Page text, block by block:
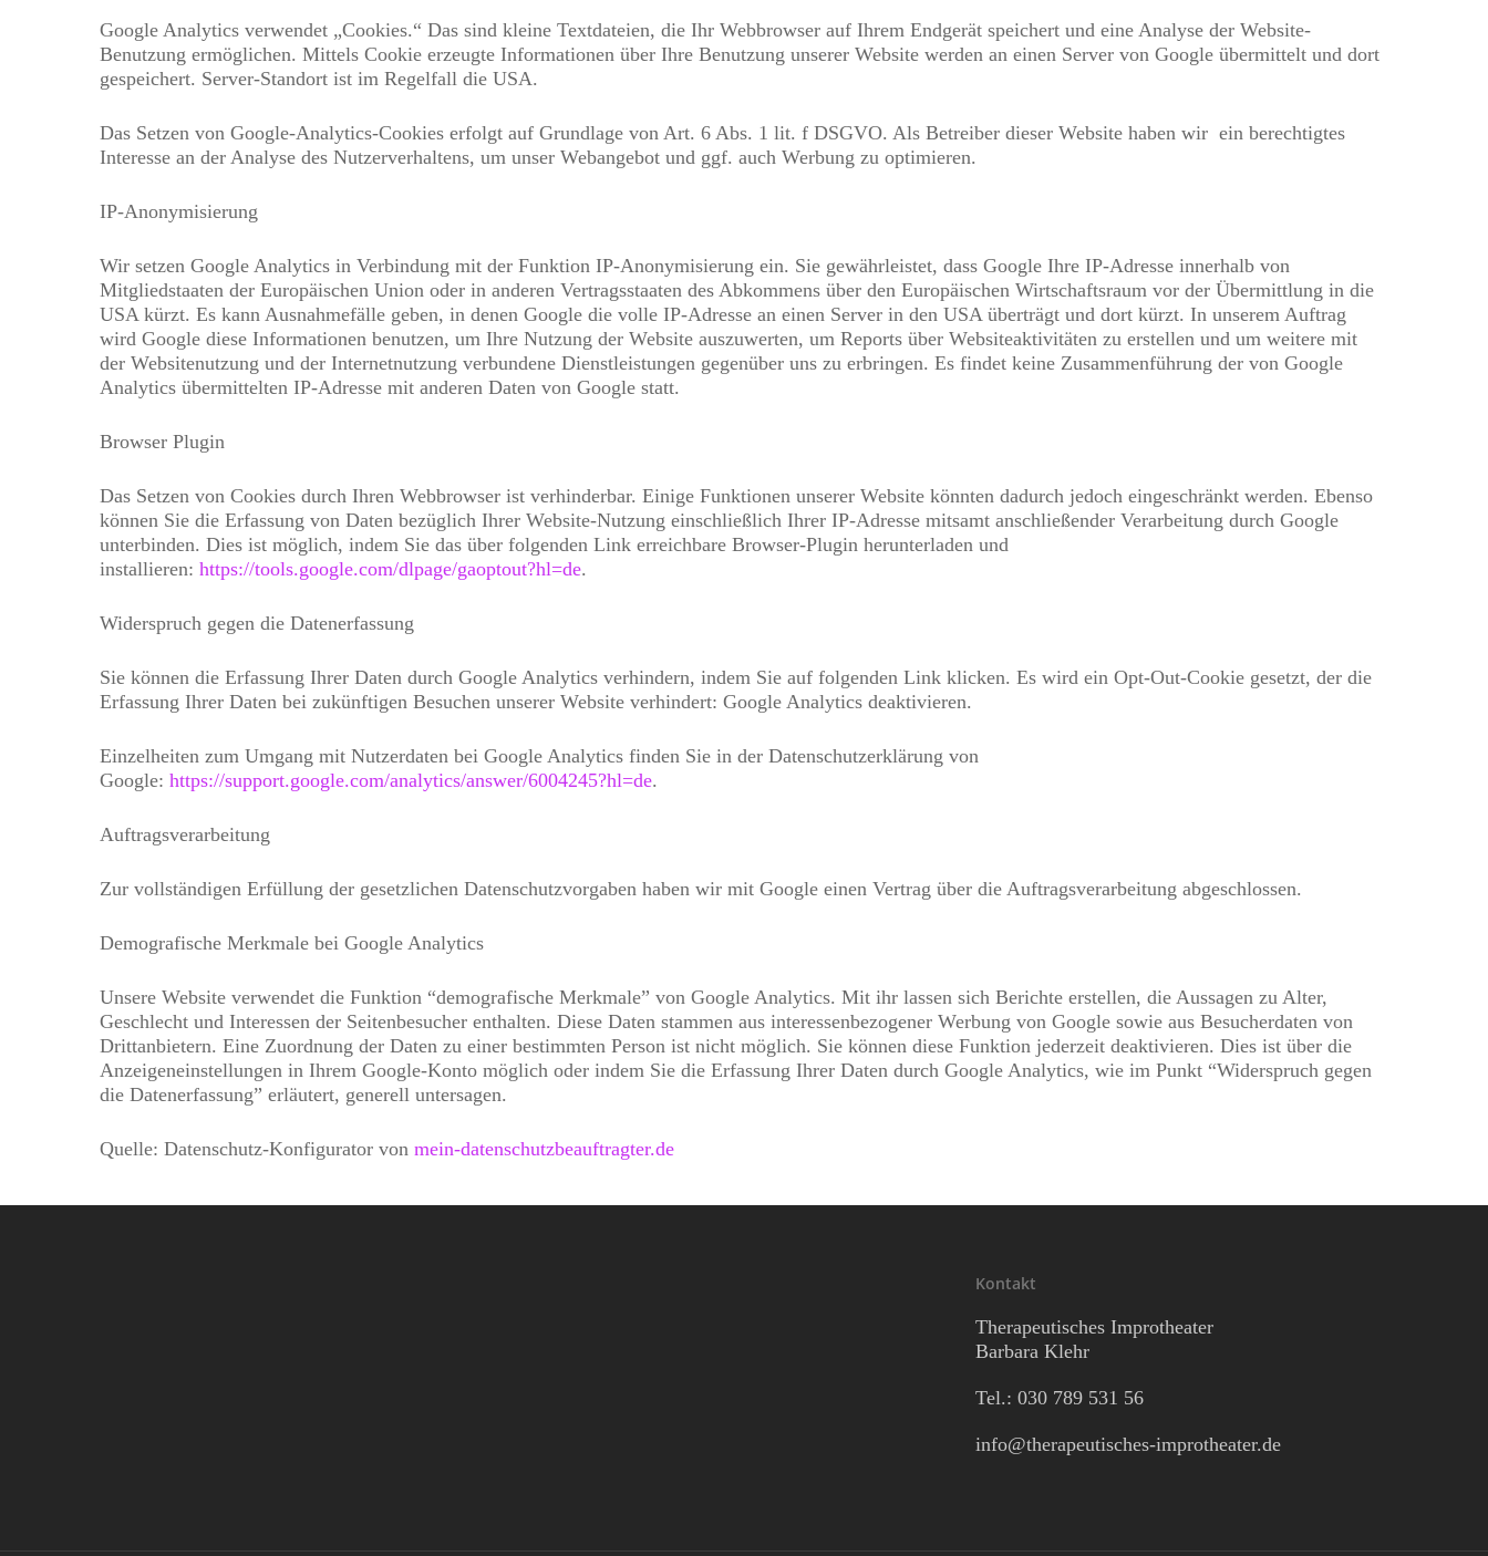
Google Analytics verwendet „Cookies.“ Das sind kleine Textdateien, die Ihr Webbrowser auf Ihrem Endgerät speichert und eine Analyse der Website-
Benutzung ermöglichen. Mittels Cookie erzeugte Informationen über Ihre Benutzung unserer Website werden an einen Server von Google übermittelt und dort
gespeichert. Server-Standort ist im Regelfall die USA.
Das Setzen von Google-Analytics-Cookies erfolgt auf Grundlage von Art. 6 Abs. 1 lit. f DSGVO. Als Betreiber dieser Website haben wir ein berechtigtes
Interesse an der Analyse des Nutzerverhaltens, um unser Webangebot und ggf. auch Werbung zu optimieren.
IP-Anonymisierung
Wir setzen Google Analytics in Verbindung mit der Funktion IP-Anonymisierung ein. Sie gewährleistet, dass Google Ihre IP-Adresse innerhalb von
Mitgliedstaaten der Europäischen Union oder in anderen Vertragsstaaten des Abkommens über den Europäischen Wirtschaftsraum vor der Übermittlung in die
USA kürzt. Es kann Ausnahmefälle geben, in denen Google die volle IP-Adresse an einen Server in den USA überträgt und dort kürzt. In unserem Auftrag
wird Google diese Informationen benutzen, um Ihre Nutzung der Website auszuwerten, um Reports über Websiteaktivitäten zu erstellen und um weitere mit
der Websitenutzung und der Internetnutzung verbundene Dienstleistungen gegenüber uns zu erbringen. Es findet keine Zusammenführung der von Google
Analytics übermittelten IP-Adresse mit anderen Daten von Google statt.
Browser Plugin
Das Setzen von Cookies durch Ihren Webbrowser ist verhinderbar. Einige Funktionen unserer Website könnten dadurch jedoch eingeschränkt werden. Ebenso
können Sie die Erfassung von Daten bezüglich Ihrer Website-Nutzung einschließlich Ihrer IP-Adresse mitsamt anschließender Verarbeitung durch Google
unterbinden. Dies ist möglich, indem Sie das über folgenden Link erreichbare Browser-Plugin herunterladen und
installieren:https://tools.google.com/dlpage/gaoptout?hl=de.
Widerspruch gegen die Datenerfassung
Sie können die Erfassung Ihrer Daten durch Google Analytics verhindern, indem Sie auf folgenden Link klicken. Es wird ein Opt-Out-Cookie gesetzt, der die
Erfassung Ihrer Daten bei zukünftigen Besuchen unserer Website verhindert: Google Analytics deaktivieren.
Einzelheiten zum Umgang mit Nutzerdaten bei Google Analytics finden Sie in der Datenschutzerklärung von
Google:https://support.google.com/analytics/answer/6004245?hl=de.
Auftragsverarbeitung
Zur vollständigen Erfüllung der gesetzlichen Datenschutzvorgaben haben wir mit Google einen Vertrag über die Auftragsverarbeitung abgeschlossen.
Demografische Merkmale bei Google Analytics
Unsere Website verwendet die Funktion “demografische Merkmale” von Google Analytics. Mit ihr lassen sich Berichte erstellen, die Aussagen zu Alter,
Geschlecht und Interessen der Seitenbesucher enthalten. Diese Daten stammen aus interessenbezogener Werbung von Google sowie aus Besucherdaten von
Drittanbietern. Eine Zuordnung der Daten zu einer bestimmten Person ist nicht möglich. Sie können diese Funktion jederzeit deaktivieren. Dies ist über die
Anzeigeneinstellungen in Ihrem Google-Konto möglich oder indem Sie die Erfassung Ihrer Daten durch Google Analytics, wie im Punkt “Widerspruch gegen
die Datenerfassung” erläutert, generell untersagen.
Quelle: Datenschutz-Konfigurator vonmein-datenschutzbeauftragter.de
Kontakt
Therapeutisches Improtheater
Barbara Klehr
Tel.: 030 789 531 56
info@therapeutisches-improtheater.de